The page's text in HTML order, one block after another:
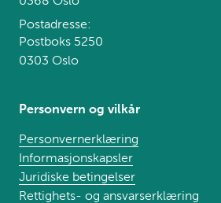
Postadresse:
Postboks 5250
0303 Oslo
Personvern og vilkår
Personvernerklæring
Informasjonskapsler
Juridiske betingelser
Rettighets- og ansvarserklæring